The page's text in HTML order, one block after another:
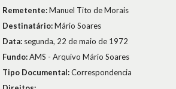
Remetente:Manuel Tito de Morais
Destinatário:Mário Soares
Data: segunda, 22 de maio de 1972
Fundo:AMS - Arquivo Mário Soares
Tipo Documental:Correspondencia